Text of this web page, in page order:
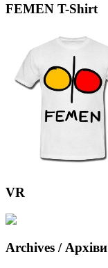
FEMEN T-Shirt
VR
Archives / Архіви